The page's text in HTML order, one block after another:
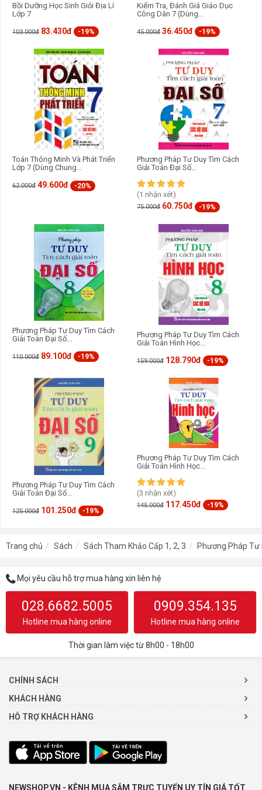
Bồi Dưỡng Học Sinh Giỏi Địa Lí
Lớp 7
103.000đ 83.430đ -19%
Kiểm Tra, Đánh Giá Giáo Dục
Công Dân 7 (Dùng...
45.000đ 36.450đ -19%
Toán Thông Minh Và Phát Triển
Lớp 7 (Dùng Chung...
62.000đ 49.600đ -20%
Phương Pháp Tư Duy Tìm Cách
Giải Toán Đại Số...
(1 nhận xét)
75.000đ 60.750đ -19%
Phương Pháp Tư Duy Tìm Cách
Giải Toán Đại Số...
110.000đ 89.100đ -19%
Phương Pháp Tư Duy Tìm Cách
Giải Toán Hình Học...
159.000đ 128.790đ -19%
Phương Pháp Tư Duy Tìm Cách
Giải Toán Đại Số...
125.000đ 101.250đ -19%
Phương Pháp Tư Duy Tìm Cách
Giải Toán Hình Học...
(3 nhận xét)
145.000đ 117.450đ -19%
Trang chủ Sách Sách Tham Khảo Cấp 1, 2, 3 Phương Pháp Tư
Mọi yêu cầu hỗ trợ mua hàng xin liên hệ
028.6682.5005
Hotline mua hàng online
0909.354.135
Hotline mua hàng online
Thời gian làm việc từ 8h00 - 18h00
CHÍNH SÁCH
KHÁCH HÀNG
HỖ TRỢ KHÁCH HÀNG
NEWSHOP.VN - KÊNH MUA SẮM TRỰC TUYẾN UY TÍN GIÁ TỐT